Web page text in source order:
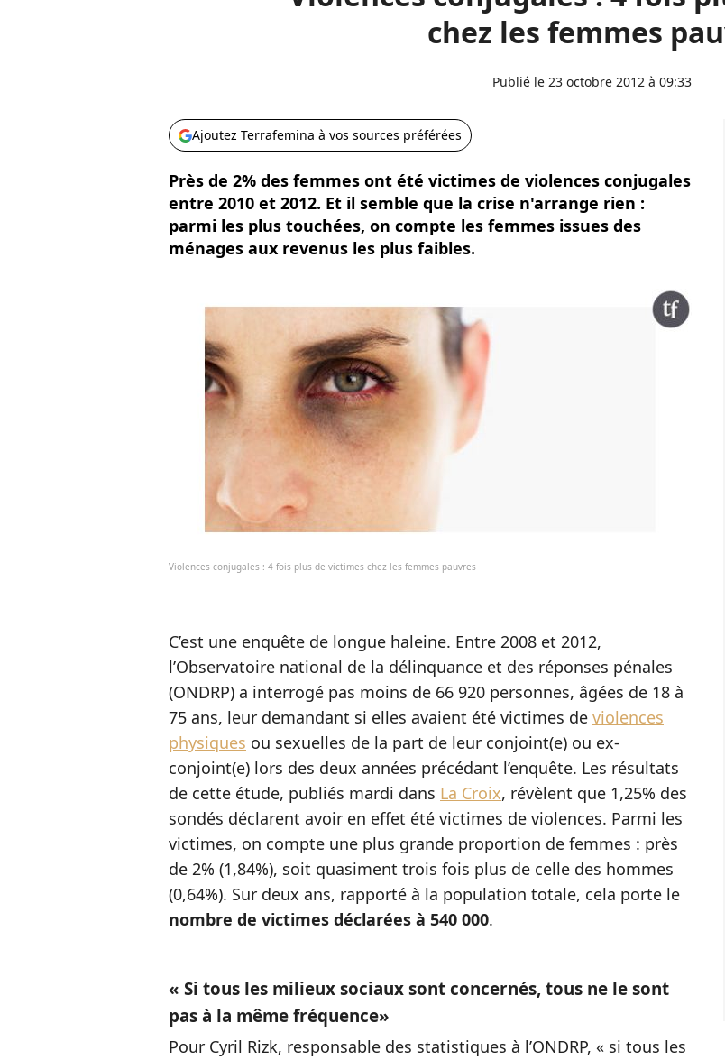
chez les femmes
Publié le 23 octobre 2012 à 09:33
Ajoutez Terrafemina à vos sources préférées
Près de 2% des femmes ont été victimes de violences conjugales
entre 2010 et 2012. Et il semble que la crise n'arrange rien :
parmi les plus touchées, on compte les femmes issues des
ménages aux revenus les plus faibles.
Violences conjugales : 4 fois plus de victimes chez les femmes pauvres
C’est une enquête de longue haleine. Entre 2008 et 2012,
l’Observatoire national de la délinquance et des réponses pénales
(ONDRP) a interrogé pas moins de 66 920 personnes, âgées de 18 à
75 ans, leur demandant si elles avaient été victimes de violences
physiques ou sexuelles de la part de leur conjoint(e) ou ex-
conjoint(e) lors des deux années précédant l’enquête. Les résultats
de cette étude, publiés mardi dans La Croix, révèlent que 1,25% des
sondés déclarent avoir en effet été victimes de violences. Parmi les
victimes, on compte une plus grande proportion de femmes : près
de 2% (1,84%), soit quasiment trois fois plus de celle des hommes
(0,64%). Sur deux ans, rapporté à la population totale, cela porte le
nombre de victimes déclarées à 540 000.
« Si tous les milieux sociaux sont concernés, tous ne le sont
pas à la même fréquence»
Pour Cyril Rizk, responsable des statistiques à l’ONDRP, « si tous les